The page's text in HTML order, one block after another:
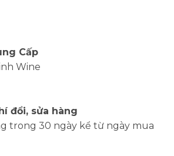
Cấp
Wine
đổi, sửa hàng
trong 30 ngày kể từ ngày mua